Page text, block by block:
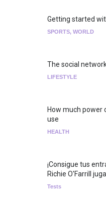
Getting started
SPORTS, WORLD
The social
LIFESTYLE
How much power
use
HEALTH
¡Consigue tus
Richie O'Farrill
Tests